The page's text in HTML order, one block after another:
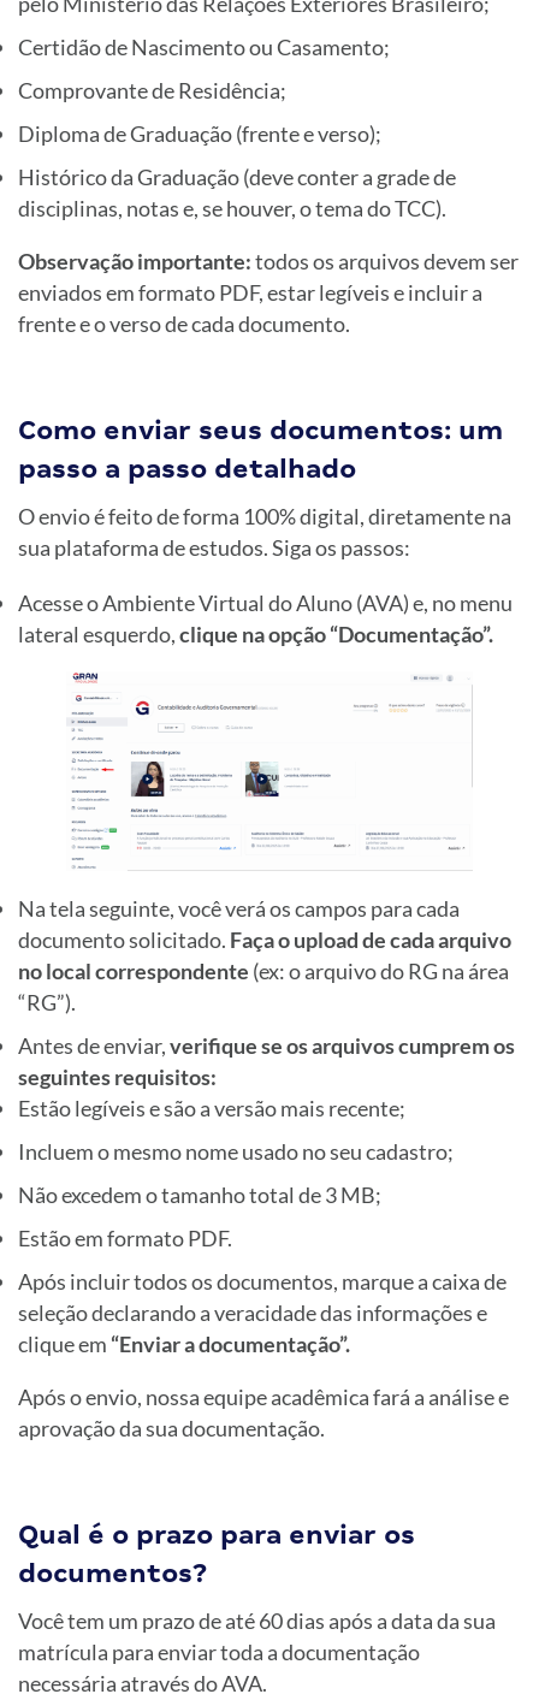
Certidão de Nascimento ou Casamento;
Comprovante de Residência;
Diploma de Graduação (frente e verso);
Histórico da Graduação (deve conter a grade de
disciplinas, notas e, se houver, o tema do TCC).
Observação importante:todos os arquivos devem ser
enviados em formato PDF, estar legíveis e incluir a
frente e o verso de cada documento.
Como enviar seus documentos: um
passo a passo detalhado
O envio é feito de forma 100% digital, diretamente na
sua plataforma de estudos. Siga os passos:
Acesse o Ambiente Virtual do Aluno (AVA) e, no menu
lateral esquerdo,clique na opção “Documentação”.
Na tela seguinte, você verá os campos para cada
documento solicitado. Faça o upload de cada arquivo
no local correspondente (ex: o arquivo do RG na área
“RG”).
Antes de enviar,verifique se os arquivos cumprem os
seguintes requisitos:
Estão legíveis e são a versão mais recente;
Incluem o mesmo nome usado no seu cadastro;
Não excedem o tamanho total de 3 MB;
Estão em formato PDF.
Após incluir todos os documentos, marque a caixa de
seleção declarando a veracidade das informações e
clique em “Enviar a documentação”.
Após o envio, nossa equipe acadêmica fará a análise e
aprovação da sua documentação.
Qual é o prazo para enviar os
documentos?
Você tem um prazo de até 60 dias após a data da sua
matrícula para enviar toda a documentação
necessária através do AVA.